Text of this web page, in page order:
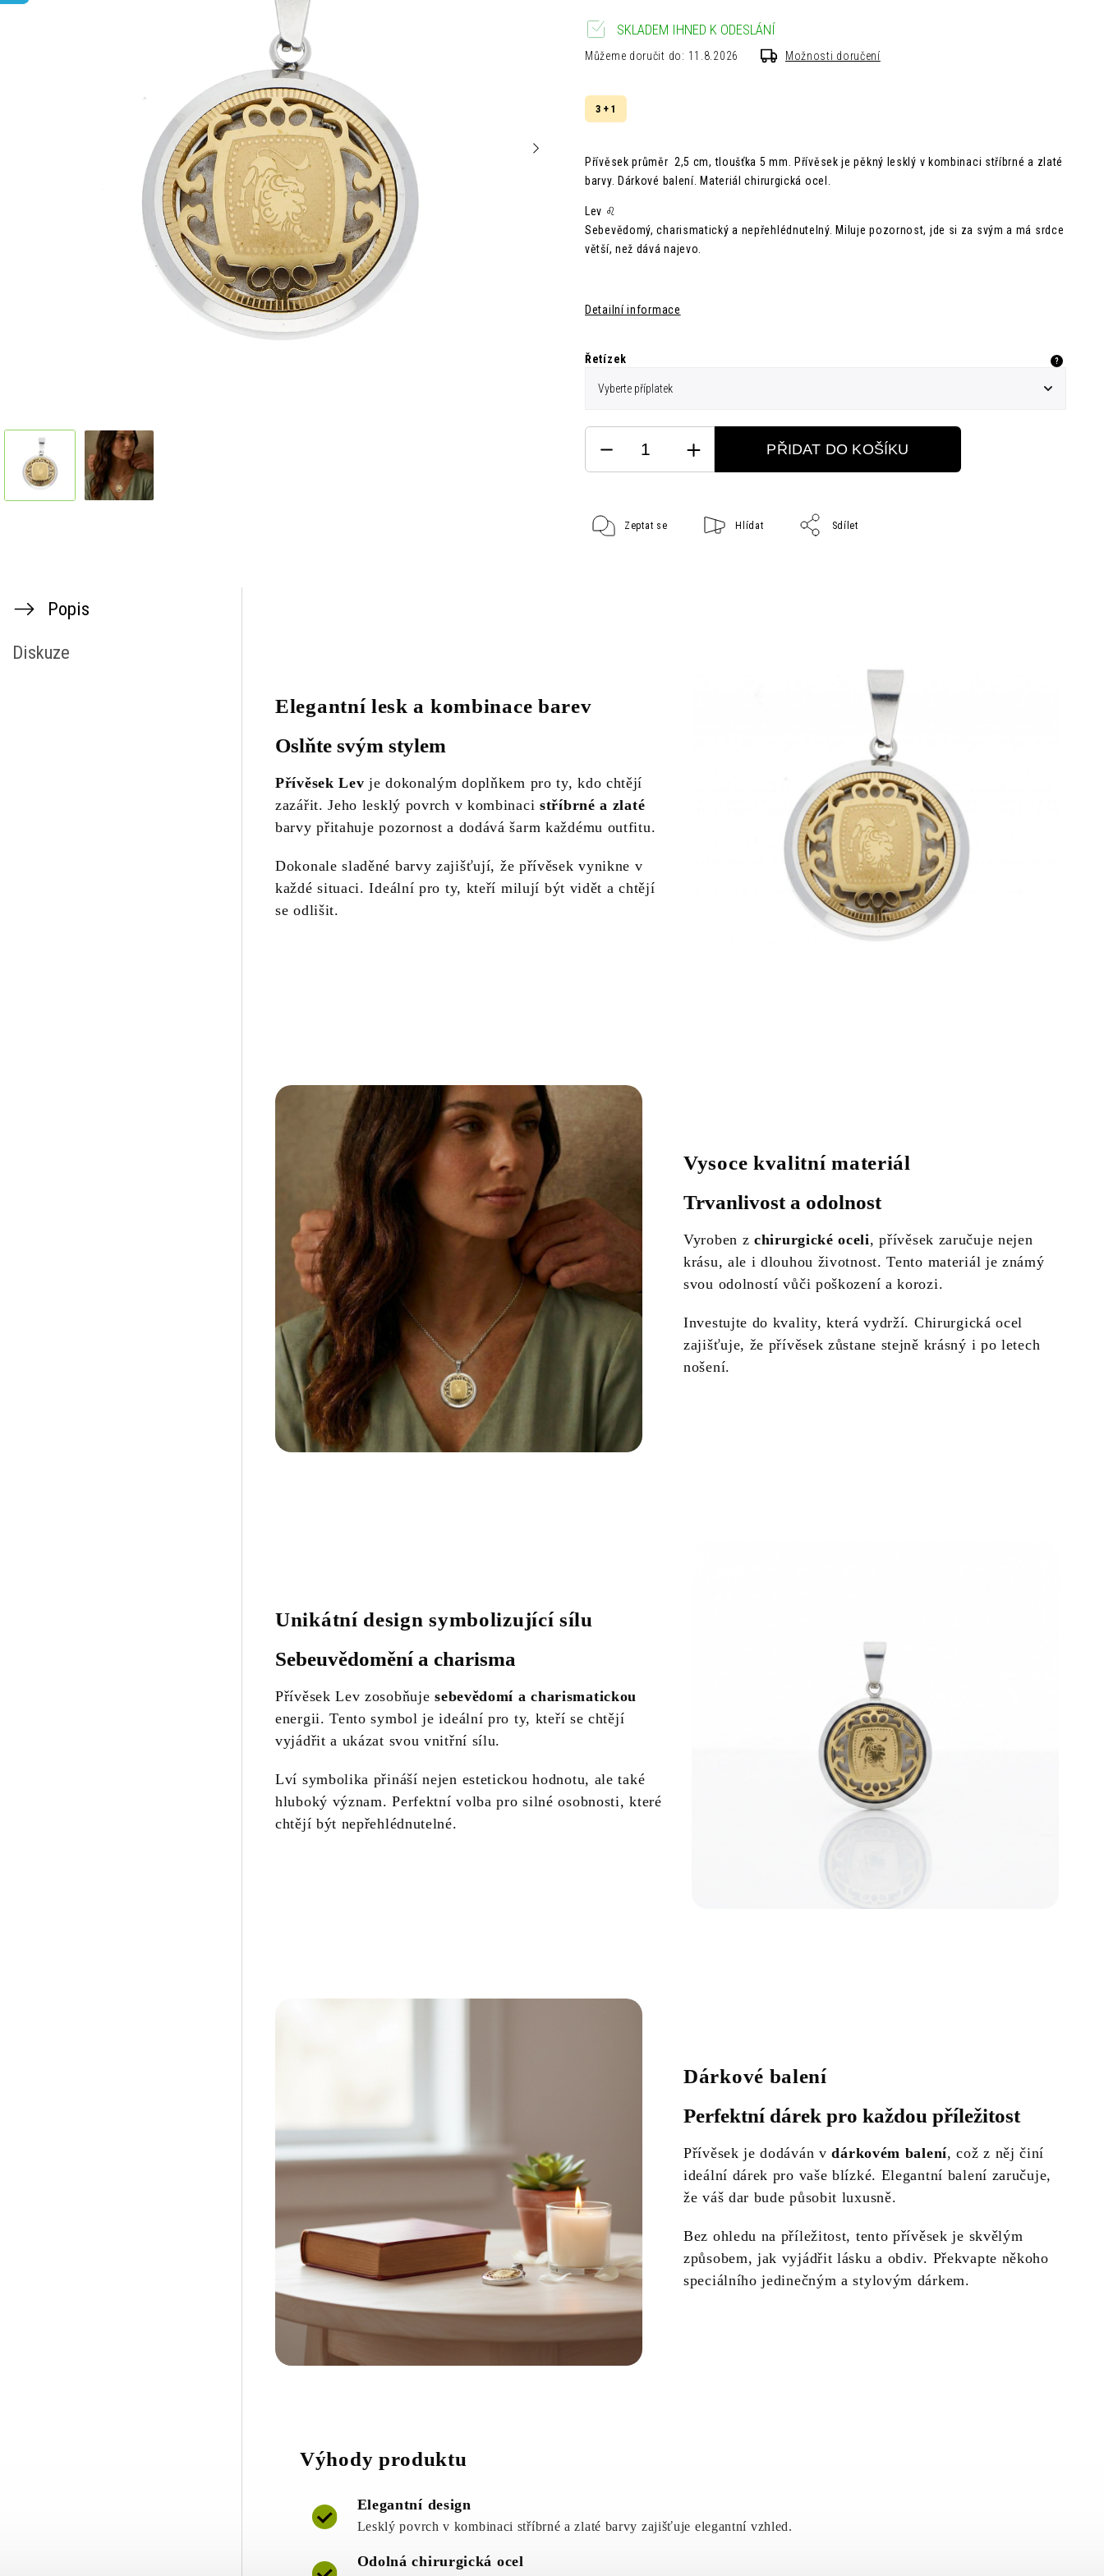
3 + 1
Přívěsek průměr 2,5 cm,tloušťka 5 mm.
Přívěsek je pěkný lesklý v kombinaci stříbrné a zlaté
barvy. Dárkové balení. Materiál chirurgická ocel.
Lev ♌
Sebevědomý, charismatický a nepřehlédnutelný. Miluje pozornost, jde si za svým a má srdce
větší, než dává najevo.
Detailní informace
Řetízek ?
SKLADEM IHNED K ODESLÁNÍ
Můžeme doručit do: 11.8.2026 Možnosti doručení
PŘIDAT DO KOŠÍKU
Zeptat se Hlídat Sdílet
Popis
Diskuze
Elegantní lesk a kombinace barev
Oslňte svým stylem
Přívěsek Lev je dokonalým doplňkem pro ty, kdo chtějí
zazářit. Jeho lesklý povrch v kombinacistříbrné a zlaté
barvy přitahuje pozornost a dodává šarm každému outfitu.
Dokonale sladěné barvy zajišťují, že přívěsek vynikne v
každé situaci. Ideální pro ty, kteří milují být vidět a chtějí
se odlišit.
Vysoce kvalitní materiál
Trvanlivost a odolnost
Vyroben z chirurgické oceli, přívěsek zaručuje nejen
krásu, ale i dlouhou životnost. Tento materiál je známý
svou odolností vůči poškození a korozi.
Investujte do kvality, která vydrží. Chirurgická ocel
zajišťuje, že přívěsek zůstane stejně krásný i po letech
nošení.
Unikátní design symbolizující sílu
Sebeuvědomění a charisma
Přívěsek Lev zosobňujesebevědomí a charismatickou
energii. Tento symbol je ideální pro ty, kteří se chtějí
vyjádřit a ukázat svou vnitřní sílu.
Lví symbolika přináší nejen estetickou hodnotu, ale také
hluboký význam. Perfektní volba pro silné osobnosti, které
chtějí být nepřehlédnutelné.
Dárkové balení
Perfektní dárek pro každou příležitost
Přívěsek je dodáván vdárkovém balení, což z něj činí
ideální dárek pro vaše blízké. Elegantní balení zaručuje,
že váš dar bude působit luxusně.
Bez ohledu na příležitost, tento přívěsek je skvělým
způsobem, jak vyjádřit lásku a obdiv. Překvapte někoho
speciálního jedinečným a stylovým dárkem.
Výhody produktu
Elegantní design
Lesklý povrch v kombinaci stříbrné a zlaté barvy zajišťuje elegantní vzhled.
Odolná chirurgická ocel